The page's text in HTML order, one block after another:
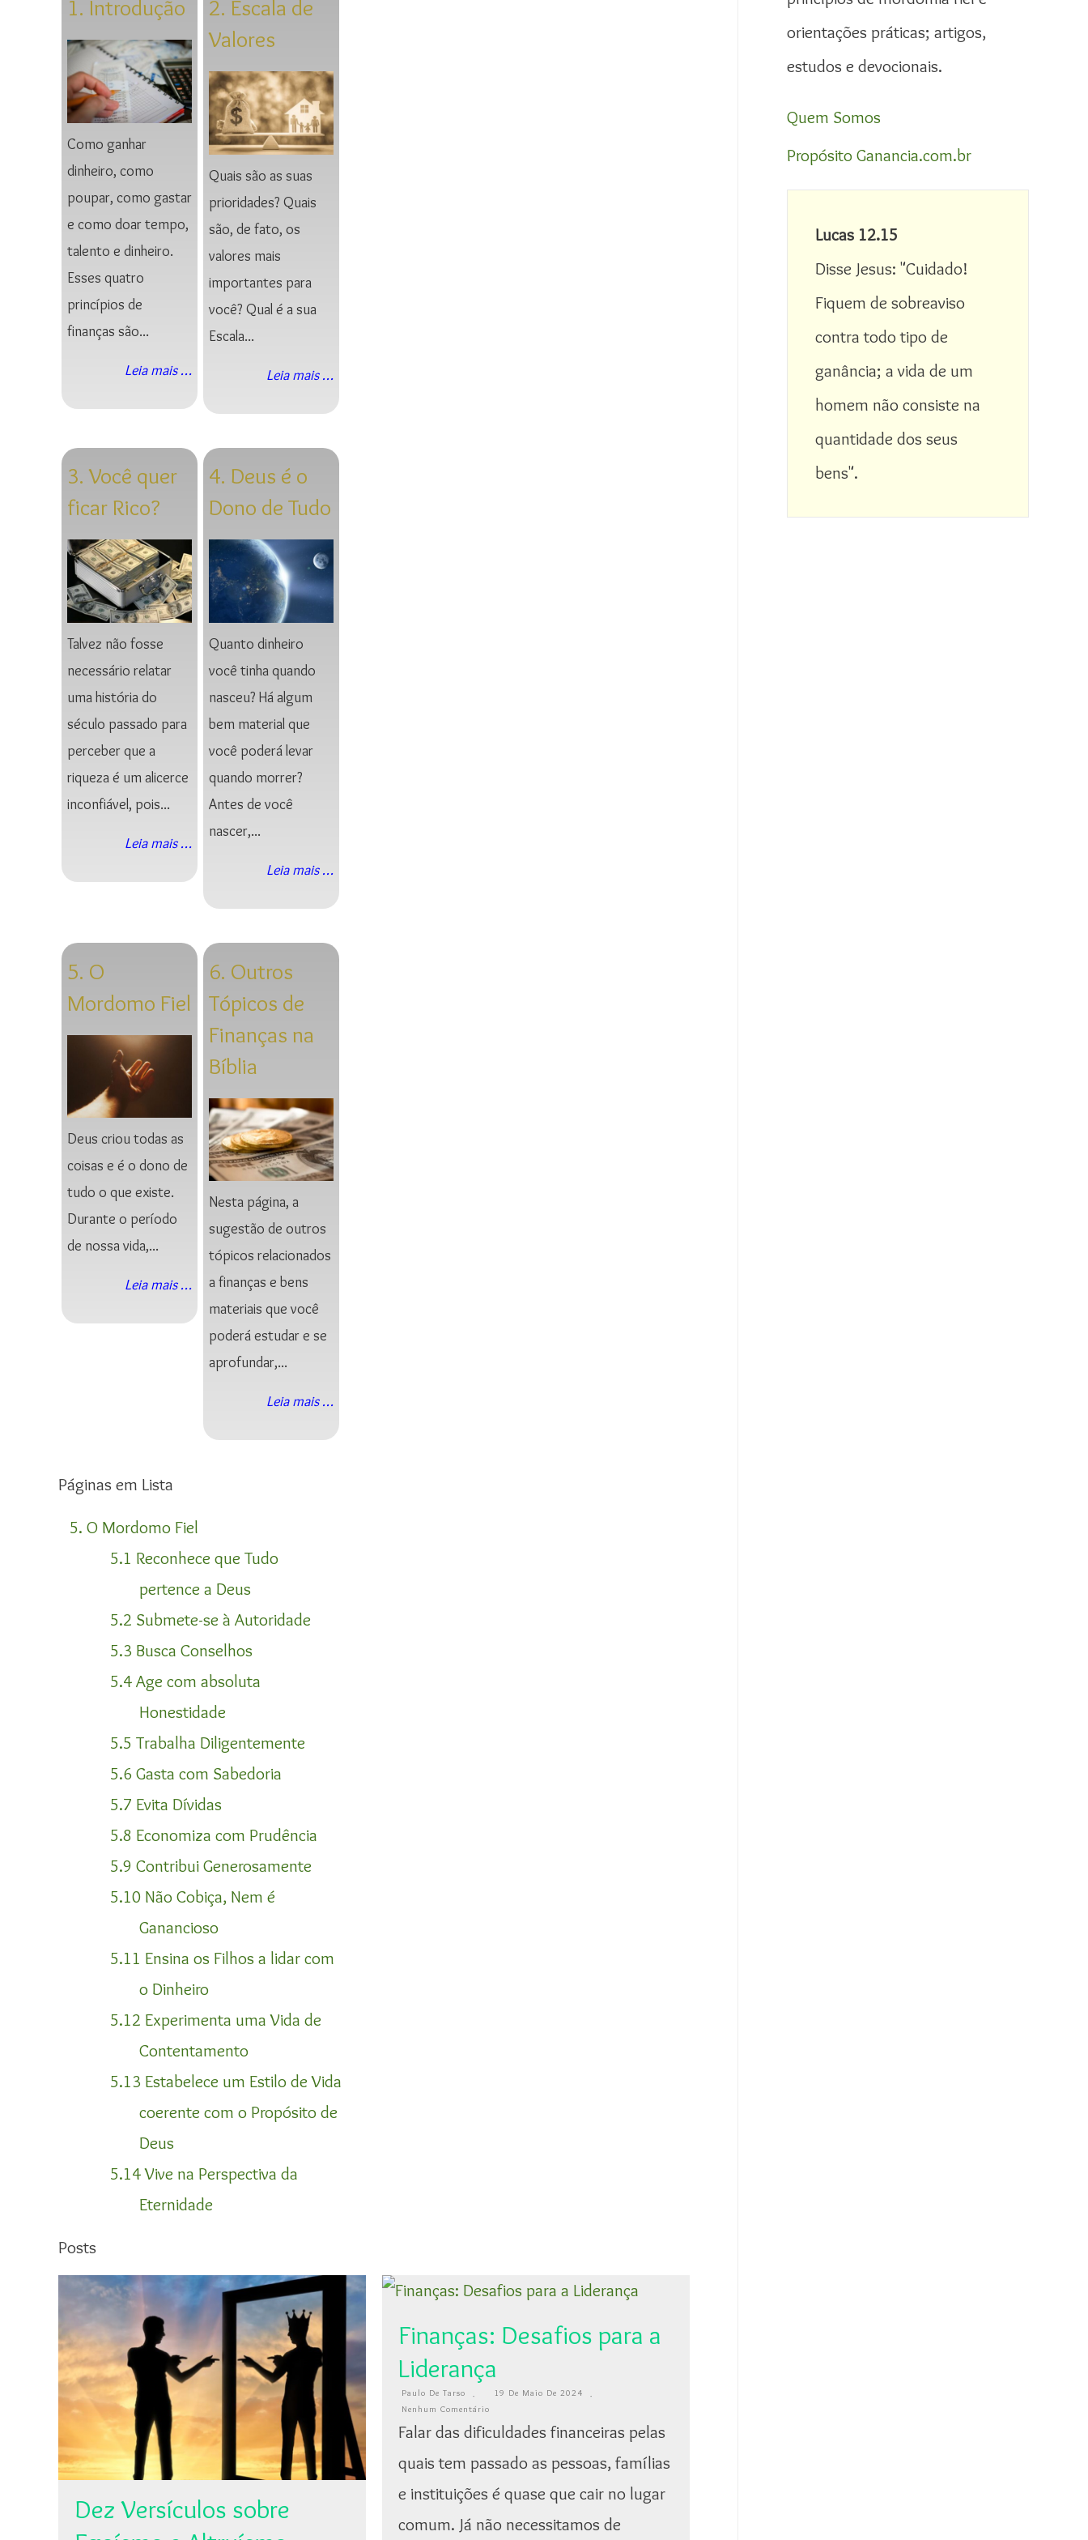
1. Introdução
Como ganhar
dinheiro, como
poupar, como gastar
e como doar tempo,
talento e dinheiro.
Esses quatro
princípios de
finanças são...
Leia mais …
2. Escala de
Valores
Quais são as suas
prioridades? Quais
são, de fato, os
valores mais
importantes para
você? Qual é a sua
Escala...
Leia mais …
3. Você quer
ficar Rico?
Talvez não fosse
necessário relatar
uma história do
século passado para
perceber que a
riqueza é um alicerce
inconfiável, pois...
Leia mais …
4. Deus é o
Dono de Tudo
Quanto dinheiro
você tinha quando
nasceu? Há algum
bem material que
você poderá levar
quando morrer?
Antes de você
nascer,...
Leia mais …
5. O
Mordomo Fiel
Deus criou todas as
coisas e é o dono de
tudo o que existe.
Durante o período
de nossa vida,...
Leia mais …
6. Outros
Tópicos de
Finanças na
Bíblia
Nesta página, a
sugestão de outros
tópicos relacionados
a finanças e bens
materiais que você
poderá estudar e se
aprofundar,...
Leia mais …
Páginas em Lista
5. O Mordomo Fiel
5.1 Reconhece que Tudo
pertence a Deus
5.2 Submete-se à Autoridade
5.3 Busca Conselhos
5.4 Age com absoluta
Honestidade
5.5 Trabalha Diligentemente
5.6 Gasta com Sabedoria
5.7 Evita Dívidas
5.8 Economiza com Prudência
5.9 Contribui Generosamente
5.10 Não Cobiça, Nem é
Ganancioso
5.11 Ensina os Filhos a lidar com
o Dinheiro
5.12 Experimenta uma Vida de
Contentamento
5.13 Estabelece um Estilo de Vida
coerente com o Propósito de
Deus
5.14 Vive na Perspectiva da
Eternidade
Posts
Dez Versículos sobre
Finanças: Desafios para a
Liderança
Paulo De Tarso
19 De Maio De 2024
Nenhum Comentário
Falar das dificuldades financeiras pelas
quais tem passado as pessoas, famílias
e instituições é quase que cair no lugar
comum. Já não necessitamos de
orientações práticas; artigos,
estudos e devocionais.
Quem Somos
Propósito Ganancia.com.br
Lucas 12.15
Disse Jesus: "Cuidado!
Fiquem de sobreaviso
contra todo tipo de
ganância; a vida de um
homem não consiste na
quantidade dos seus
bens".